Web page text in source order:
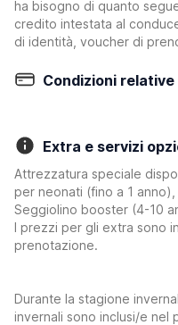
ha bisogno di quanto
credito intestata al
di identità, voucher di
Condizioni
Extra e servizi
Attrezzatura speciale
per neonati (fino a 1
Seggiolino booster (4-10
I prezzi per gli extra sono
prenotazione.
Durante la stagione
invernali sono inclusi/e nel